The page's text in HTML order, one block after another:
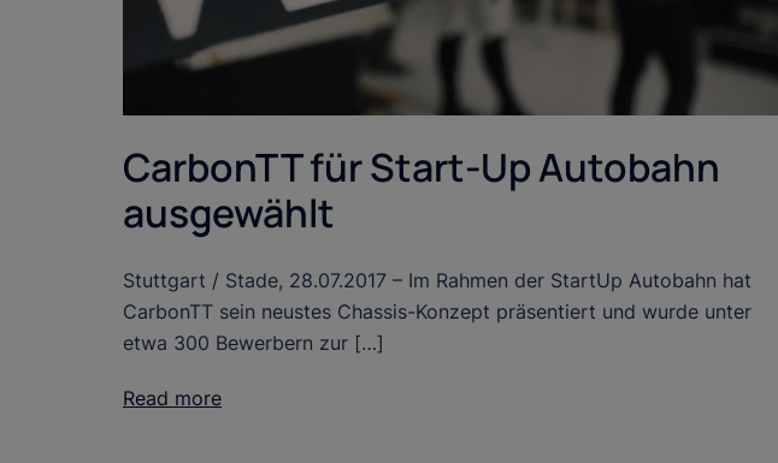
CarbonTT für Start-Up Autobahn
ausgewählt
Stuttgart / Stade, 28.07.2017 – Im Rahmen der StartUp Autobahn hat
CarbonTT sein neustes Chassis-Konzept präsentiert und wurde unter
etwa 300 Bewerbern zur […]
Read more